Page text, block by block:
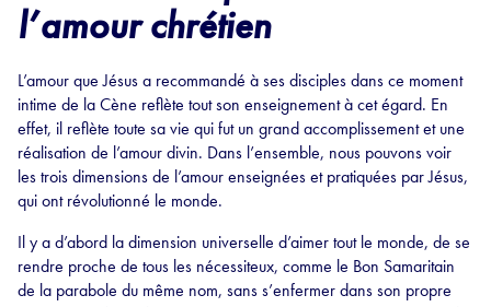
l’amour chrétien
L’amour que Jésus a recommandé à ses disciples dans ce moment
intime de la Cène reflète tout son enseignement à cet égard. En
effet, il reflète toute sa vie qui fut un grand accomplissement et une
réalisation de l’amour divin. Dans l’ensemble, nous pouvons voir
les trois dimensions de l’amour enseignées et pratiquées par Jésus,
qui ont révolutionné le monde.
Il y a d’abord la dimension universelle d’aimer tout le monde, de se
rendre proche de tous les nécessiteux, comme le Bon Samaritain
de la parabole du même nom, sans s’enfermer dans son propre